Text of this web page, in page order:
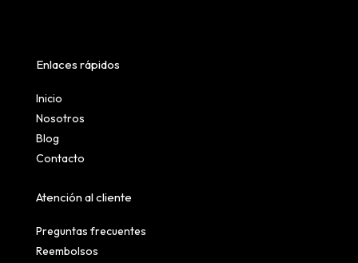
Enlaces rápidos
Inicio
Nosotros
Blog
Contacto
Atención al cliente
Preguntas frecuentes
Reembolsos